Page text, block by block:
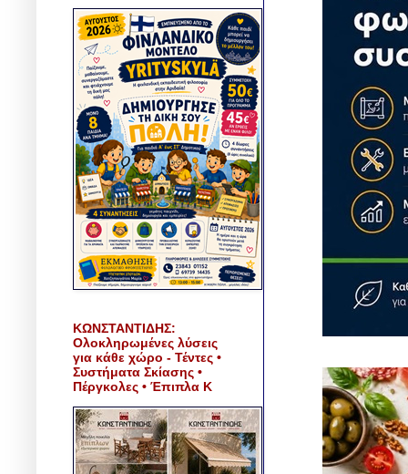
ΚΩΝΣΤΑΝΤΙΔΗΣ:
Ολοκληρωμένες λύσεις
για κάθε χώρο - Τέντες •
Συστήματα Σκίασης •
Πέργκολες • Έπιπλα Κ